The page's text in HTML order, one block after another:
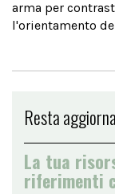
arma per
l'orientamento
Resta
La tua
riferimenti